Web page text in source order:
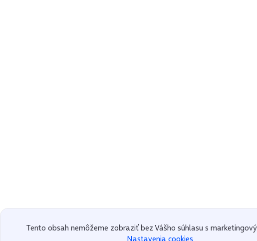
Tento obsah nemôžeme zobraziť bez Vášho súhlasu s
Nastavenia cookies